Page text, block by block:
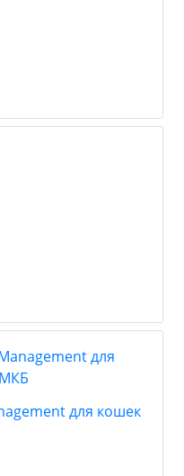
для кошек